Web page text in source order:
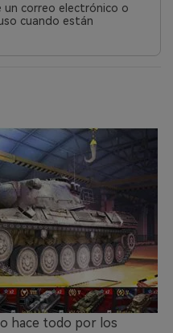
un correo electrónico o
cuando están
hace todo por los